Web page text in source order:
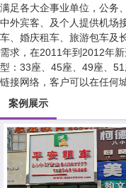
满足各大企事业单位，公务
中外宾客、及个人提供机场
车、婚庆租车、旅游包车及
需求，在2011年到2012年
型：33座、45座、49座、
链接网络，客户可以在任何
案例展示